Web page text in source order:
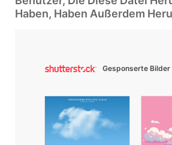
Haben, Haben Außerdem
Gesponserte Bilder